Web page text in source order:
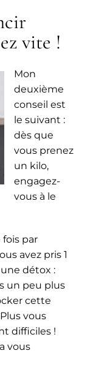
vite !
Mon
deuxième
conseil est
le suivant :
dès que
vous prenez
un kilo,
engagez-
vous à le
fois par
avez pris 1
détox :
un peu plus
cette
vous
difficiles !
vous